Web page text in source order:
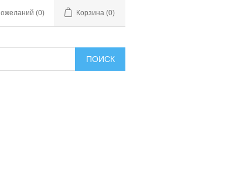
(0) Корзина (0)
ПОИСК